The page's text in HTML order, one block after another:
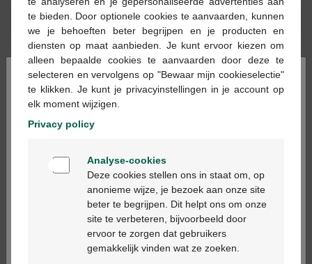
Bestellen Reserveren
Op voorraad online
- +
Max. aantal = 12
Op werkdagen vóór 12u besteld, volgende
werkdag geleverd
levering in je Multipharma apotheek
levering thuis vanaf €55
Klantendienst
via chat of
×
Bienvenue
Ga verder in het nederlands
Continuez en français
te bieden. Door optionele cookies te aanvaarden, kunnen
we je behoeften beter begrijpen en je producten en
diensten op maat aanbieden. Je kunt ervoor kiezen om
alleen bepaalde cookies te aanvaarden door deze te
selecteren en vervolgens op "Bewaar mijn cookieselectie"
te klikken. Je kunt je privacyinstellingen in je account op
elk moment wijzigen.
Privacy policy
Analyse-cookies
Deze cookies stellen ons in staat om, op
anonieme wijze, je bezoek aan onze site
beter te begrijpen. Dit helpt ons om onze
site te verbeteren, bijvoorbeeld door
ervoor te zorgen dat gebruikers
gemakkelijk vinden wat ze zoeken.